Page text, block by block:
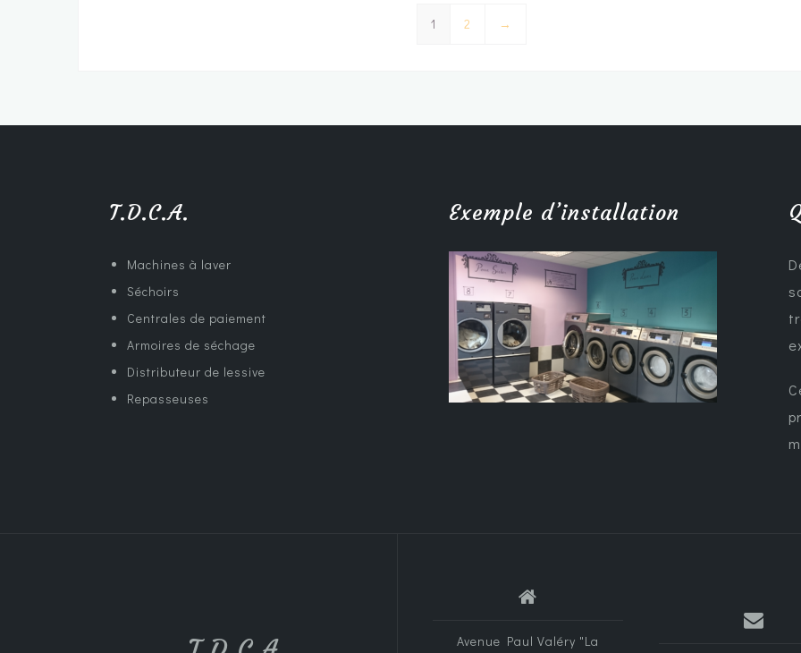
1 2 →
T.D.C.A.
Machines à laver
Séchoirs
Centrales de paiement
Armoires de séchage
Distributeur de lessive
Repasseuses
Exemple d’installation
Avenue Paul Valéry "La